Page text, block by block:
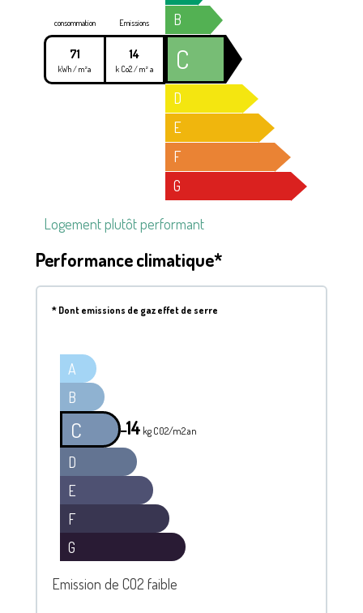
B
consommation
71
kWh / m²a
Emissions
14
k Co2 / m² a C
D
E
F
G
Logement plutôt performant
Performance climatique*
*Dont emissions de gaz effet de serre
A
B
C ━14 kg C02/m2.an
D
E
F
G
Emission de CO2 faible